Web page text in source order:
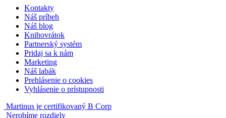
Kontakty
Náš príbeh
Náš blog
Knihovrátok
Partnerský systém
Pridaj sa k nám
Marketing
Náš labák
Prehlásenie o cookies
Vyhlásenie o prístupnosti
Martinus je certifikovaný B Corp
Nerobíme rozdiely